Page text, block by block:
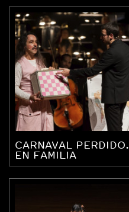
CARNAVAL PERDIDO.
EN FAMILIA